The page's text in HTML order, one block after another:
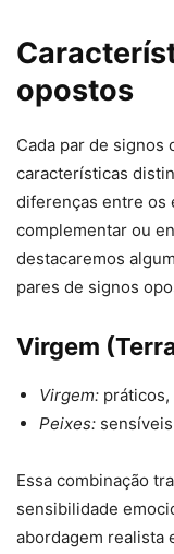
opostos
Cada par de signos
características
diferenças entre os
complementar ou
destacaremos
pares de signos
Virgem
Virgem:
Peixes:
Essa combinação
sensibilidade
abordagem realista